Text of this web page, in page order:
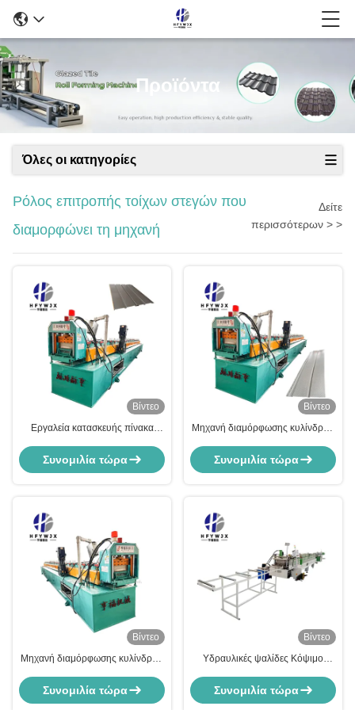
Προϊόντα
Όλες οι κατηγορίες
Ρόλος επιτροπής τοίχων στεγών που
διαμορφώνει τη μηχανή
Δείτε
περισσότερων > >
Βίντεο
Εργαλεία κατασκευής πίνακα
φύλλα επένδυσης μετάλλου
Συνομιλία τώρα
Βίντεο
Μηχανή διαμόρφωσης κυλίνδρων
ταχύτητας 15-20M/min 30 σειρών
για παραγωγή μεταλλικών φύλλων
Συνομιλία τώρα
Βίντεο
Μηχανή διαμόρφωσης κυλίνδρων
Συνομιλία τώρα
Βίντεο
Υδραυλικές ψαλίδες Κόψιμο
Συνομιλία τώρα